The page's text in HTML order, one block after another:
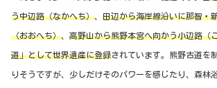
う中辺路（なかへち） 田辺から海岸線沿いに那智・
（おおへち） 高野山から熊野本宮へ向かう小辺路（
道」として世界遺産に登録されています。熊野古道を
りそうですが、少しだけそのパワーを感じたり、森林